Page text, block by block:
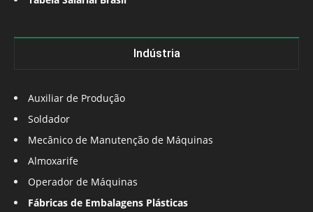
Indústria
Auxiliar de Produção
Soldador
Mecânico de Manutenção de Máquinas
Almoxarife
Operador de Máquinas
Fábricas de Embalagens Plásticas